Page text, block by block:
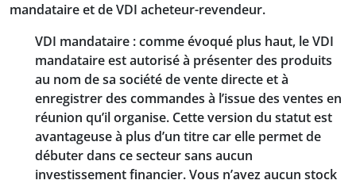
mandataire et de VDI acheteur-revendeur.
VDI mandataire : comme évoqué plus haut, le VDI
mandataire est autorisé à présenter des produits
au nom de sa société de vente directe et à
enregistrer des commandes à l’issue des ventes en
réunion qu’il organise. Cette version du statut est
avantageuse à plus d’un titre car elle permet de
débuter dans ce secteur sans aucun
investissement financier. Vous n’avez aucun stock